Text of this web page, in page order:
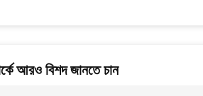
আরও বিশদ জানতে চান